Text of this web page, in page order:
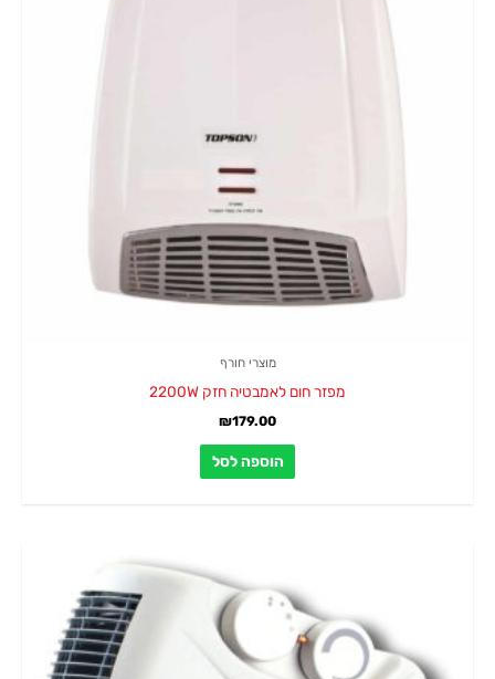
מוצרי חורף
מפזר חום לאמבטיה חזק 2200W
₪179.00
הוספה לסל